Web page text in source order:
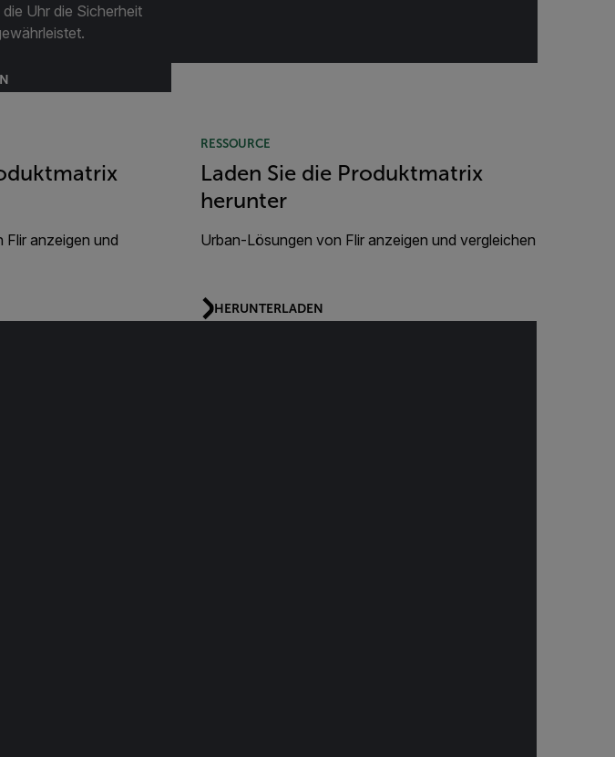
Uhr die Sicherheit
anzeigen und
RESSOURCE
Laden Sie die Produktmatrix
herunter
Urban-Lösungen von Flir anzeigen und vergleichen
HERUNTERLADEN